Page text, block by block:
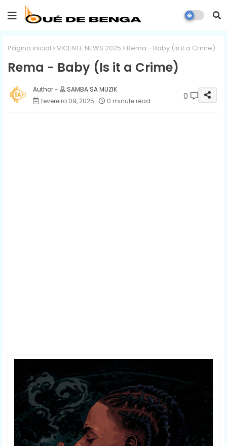
Página inicial VICENTE NEWS 2025 Rema - Baby (Is it a Crime)
Rema - Baby (Is it a Crime)
SAMBA SA MUZIK
fevereiro 09, 2025
0 minute read 0